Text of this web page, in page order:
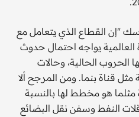
"إن القطاع الذي يتعامل مع
العالمية يواجه احتمال حدوث
الحالية، وحالات
قناة بنما. ومن المرجح ألا
مثلما هو مخطط لها بالنسبة
النفط وسفن نقل البضائع